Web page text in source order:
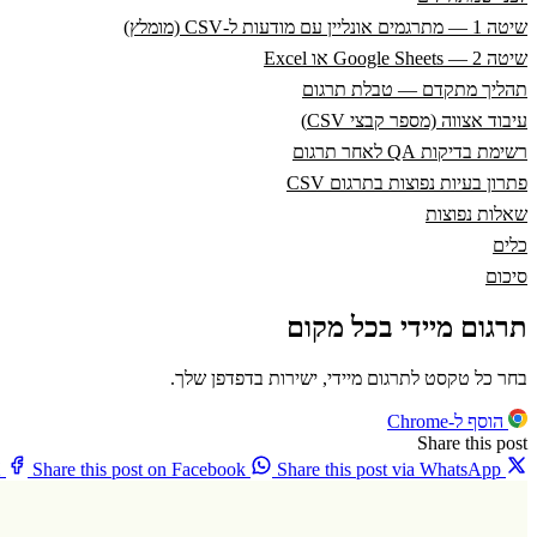
שיטה 1 — מתרגמים אונליין עם מודעות ל-CSV (מומלץ)
שיטה 2 — Google Sheets או Excel
תהליך מתקדם — טבלת תרגום
עיבוד אצווה (מספר קבצי CSV)
רשימת בדיקות QA לאחר תרגום
פתרון בעיות נפוצות בתרגום CSV
שאלות נפוצות
כלים
סיכום
תרגום מיידי בכל מקום
בחר כל טקסט לתרגום מיידי, ישירות בדפדפן שלך.
הוסף ל-Chrome
Share this post
Share this post on Facebook Share this post via WhatsApp